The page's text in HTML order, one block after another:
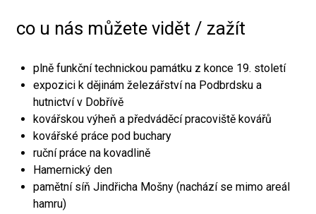
co u nás můžete vidět / zažít
plně funkční technickou památku z konce 19. století
expozici k dějinám železářství na Podbrdsku a
hutnictví v Dobřívě
kovářskou výheň a předváděcí pracoviště kovářů
kovářské práce pod buchary
ruční práce na kovadlině
Hamernický den
pamětní síň Jindřicha Mošny (nachází se mimo areál
hamru)